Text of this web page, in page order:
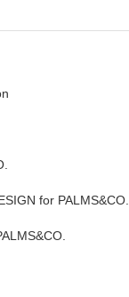
for PALMS&CO.